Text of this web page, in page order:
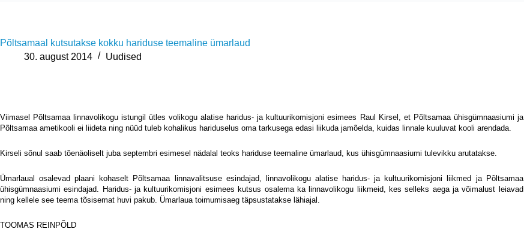
Põltsamaal kutsutakse kokku hariduse teemaline ümarlaud
30. august 2014
Uudised
Viimasel Põltsamaa linnavolikogu istungil ütles volikogu alatise haridus- ja kultuurikomisjoni esimees Raul Kirsel, et Põltsamaa ühisgümnaasiumi ja
Põltsamaa ametikooli ei liideta ning nüüd tuleb kohalikus hariduselus oma tarkusega edasi liikuda jamõelda, kuidas linnale kuuluvat kooli arendada.
Kirseli sõnul saab tõenäoliselt juba septembri esimesel nädalal teoks hariduse teemaline ümarlaud, kus ühisgümnaasiumi tulevikku arutatakse.
Ümarlaual osalevad plaani kohaselt Põltsamaa linnavalitsuse esindajad, linnavolikogu alatise haridus- ja kultuurikomisjoni liikmed ja Põltsamaa
ühisgümnaasiumi esindajad. Haridus- ja kultuurikomisjoni esimees kutsus osalema ka linnavolikogu liikmeid, kes selleks aega ja võimalust leiavad
ning kellele see teema tõsisemat huvi pakub. Ümarlaua toimumisaeg täpsustatakse lähiajal.
TOOMAS REINPÕLD